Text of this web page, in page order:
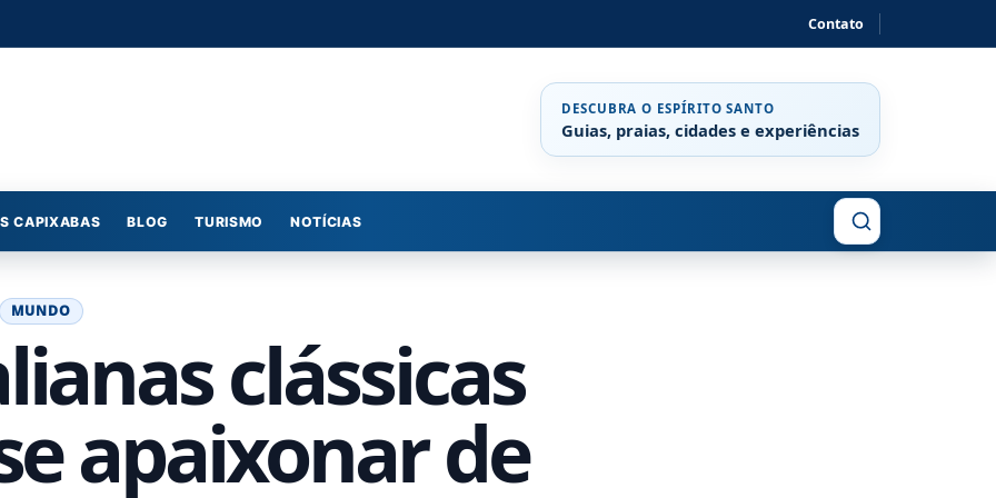
Contato
DESCUBRA O ESPÍRITO SANTO
Guias, praias, cidades e experiências
Buscar
CAPIXABAS BLOG TURISMO NOTÍCIAS
MUNDO
clássicas
apaixonar de